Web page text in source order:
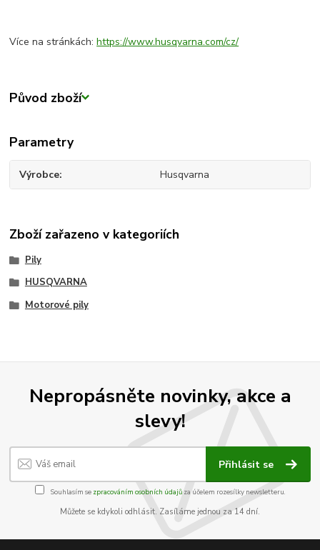
Více na stránkách:https://www.husqvarna.com/cz/
Původ zboží
Parametry
Výrobce Husqvarna
Zboží zařazeno v kategoriích
Pily
HUSQVARNA
Motorové pily
Nepropásněte novinky, akce a
slevy!
Přihlásit se
Souhlasím se zpracováním osobních údajůza účelem rozesílky newsletteru.
Můžete se kdykoli odhlásit. Zasíláme jednou za 14 dní.